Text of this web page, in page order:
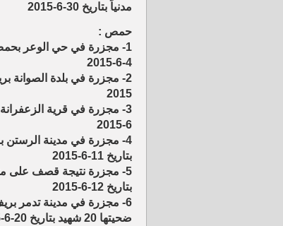
مدنياً بتاريخ 30-6-2015
حمص :
4-6-2015
2015
6-2015
بتاريخ 11-6-2015
بتاريخ 12-6-2015
ضحيتها 20 شهيد بتاريخ 20-6-2015